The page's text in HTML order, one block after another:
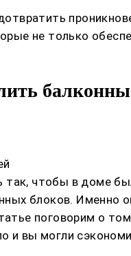
не только
чтобы в доме
блоков. Именно
поговорим о
и вы могли